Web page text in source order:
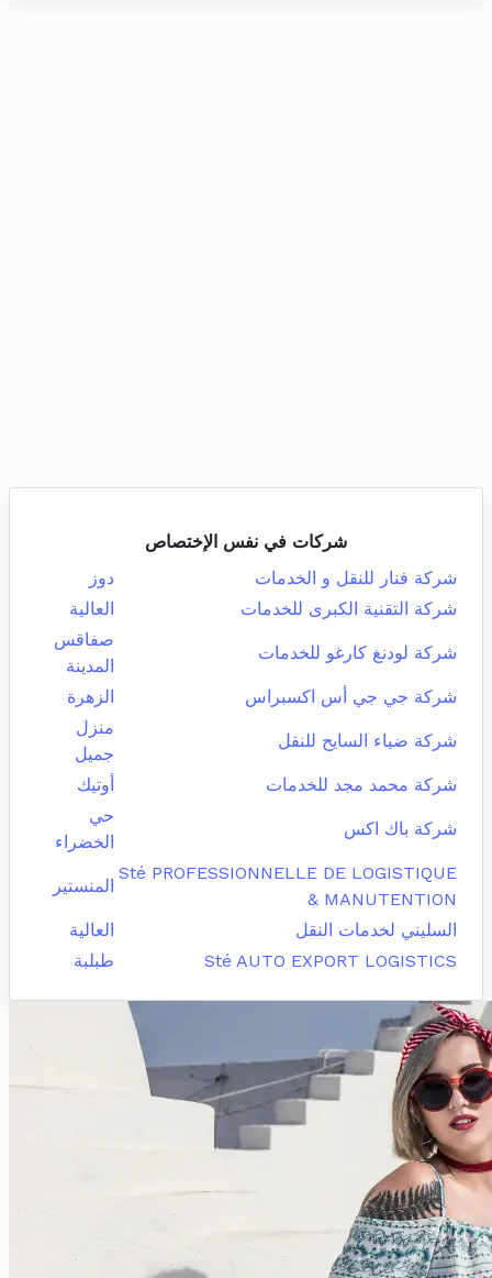
شركات في نفس الإختصاص
شركة فنار للنقل و الخدمات
دوز
شركة التقنية الكبرى للخدمات
العالية
شركة لودنغ كارغو للخدمات
صفاقس
المدينة
شركة جي جي أس اكسبراس
الزهرة
شركة ضياء السايح للنقل
منزل
جميل
شركة محمد مجد للخدمات
أوتيك
شركة باك اكس
حي
الخضراء
Sté PROFESSIONNELLE DE LOGISTIQUE
& MANUTENTION
المنستير
السليني لخدمات النقل
العالية
Sté AUTO EXPORT LOGISTICS
طبلبة